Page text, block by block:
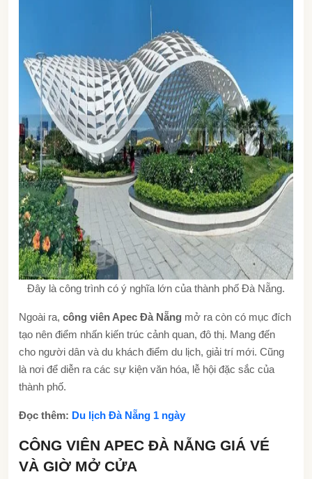
Đây là công trình có ý nghĩa lớn của thành phố Đà Nẵng.
Ngoài ra, công viên Apec Đà Nẵng mở ra còn có mục đích
tạo nên điểm nhấn kiến trúc cảnh quan, đô thị. Mang đến
cho người dân và du khách điểm du lịch, giải trí mới. Cũng
là nơi để diễn ra các sự kiện văn hóa, lễ hội đặc sắc của
thành phố.
Đọc thêm: Du lịch Đà Nẵng 1 ngày
CÔNG VIÊN APEC ĐÀ NẴNG GIÁ VÉ
VÀ GIỜ MỞ CỬA